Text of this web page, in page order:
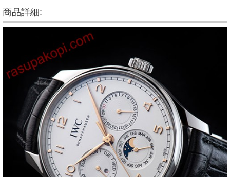
商品詳細: